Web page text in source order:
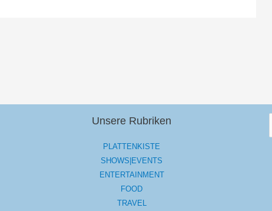
Unsere Rubriken
PLATTENKISTE
SHOWS|EVENTS
ENTERTAINMENT
FOOD
TRAVEL